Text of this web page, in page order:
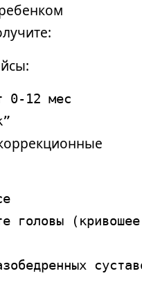
0-12 мес
головы